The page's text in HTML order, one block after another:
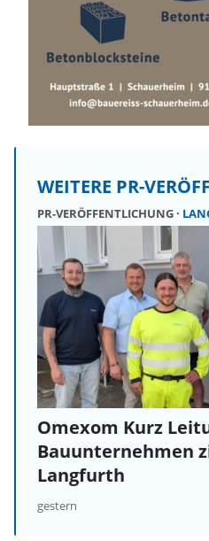
WEITERE PR-
PR-VERÖFFENTLICHUNG
Omexom Kurz
Bauunternehmen
Langfurth
gestern